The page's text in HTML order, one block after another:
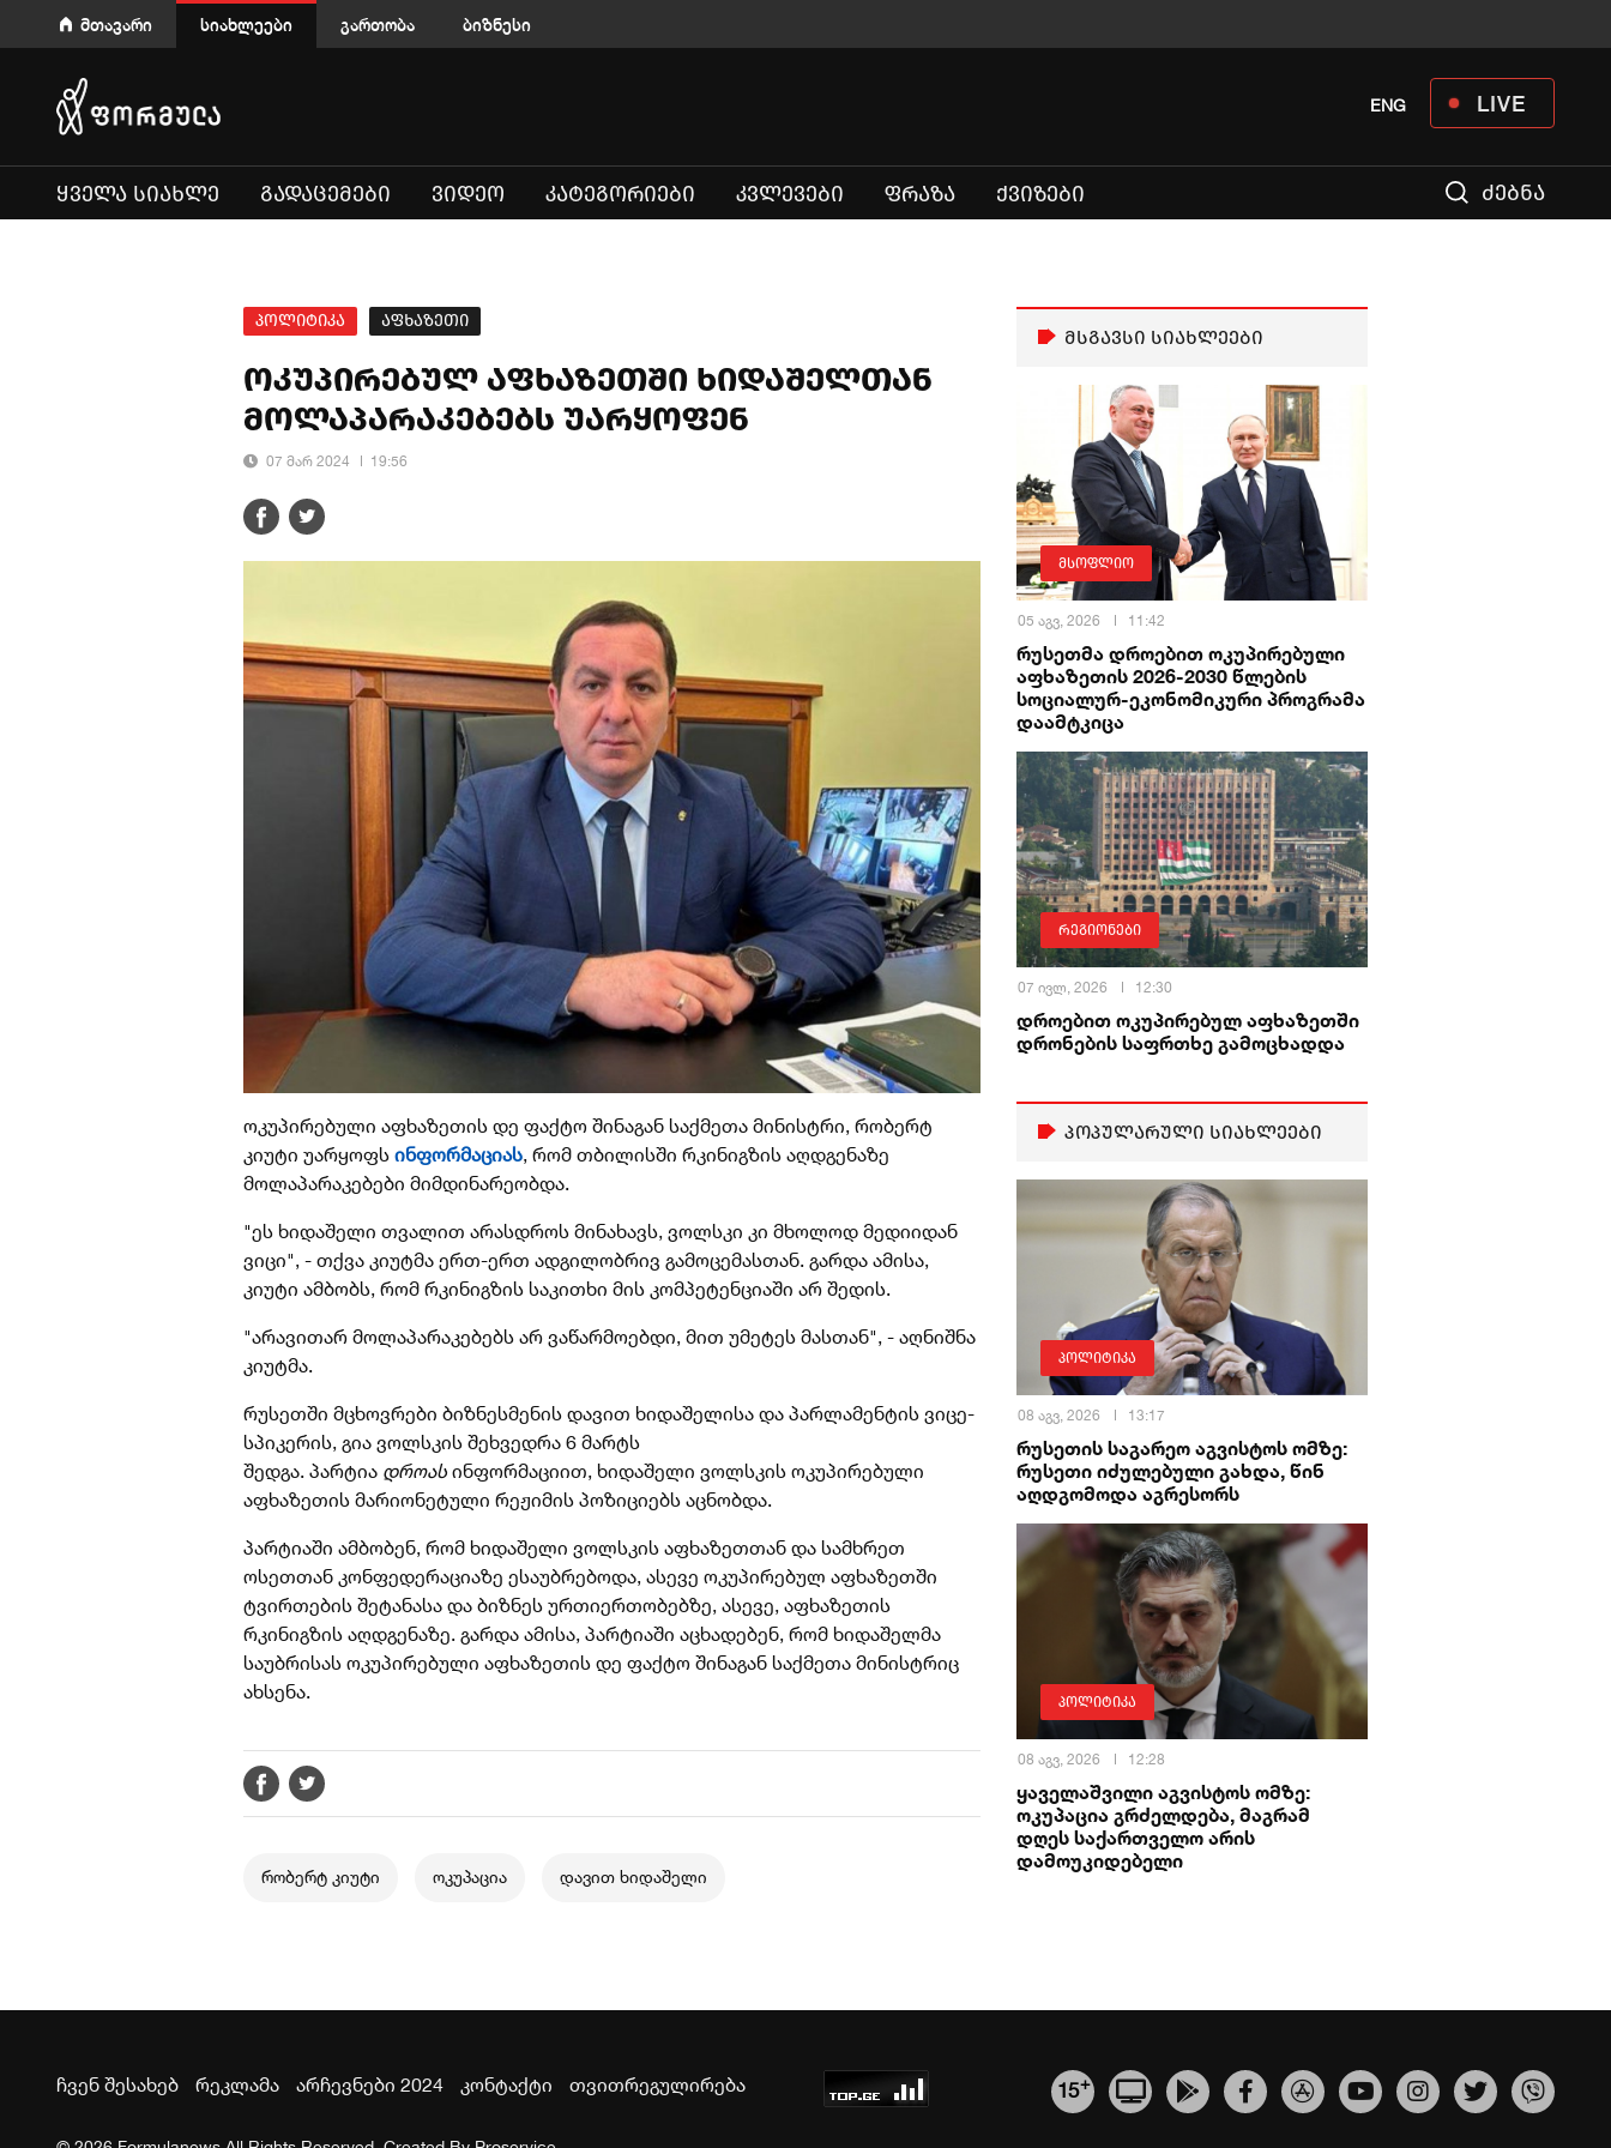
მთავარი სიახლეები გართობა ბიზნესი
LIVE
ENG
ᲧᲕᲔᲚᲐ ᲡᲘᲐᲮᲚᲔ ᲒᲐᲓᲐᲪᲔᲛᲔᲑᲘ ᲕᲘᲓᲔᲝ ᲙᲐᲢᲔᲒᲝᲠᲘᲔᲑᲘ ᲙᲕᲚᲔᲕᲔᲑᲘ ᲤᲠᲐᲖᲐ ᲥᲕᲘᲖᲔᲑᲘ ძებნა
პოლიტიკა აფხაზეთი
ოკუპირებულ აფხაზეთში ხიდაშელთან
მოლაპარაკებებს უარყოფენ
07 მარ 2024 19:56
ოკუპირებული აფხაზეთის დე ფაქტო შინაგან საქმეთა მინისტრი, რობერტ
კიუტი უარყოფსინფორმაციას, რომ თბილისში რკინიგზის აღდგენაზე
მოლაპარაკებები მიმდინარეობდა.
"ეს ხიდაშელი თვალით არასდროს მინახავს, ვოლსკი კი მხოლოდ მედიიდან
ვიცი", - თქვა კიუტმა ერთ-ერთ ადგილობრივ გამოცემასთან. გარდა ამისა,
კიუტი ამბობს, რომ რკინიგზის საკითხი მის კომპეტენციაში არ შედის.
"არავითარ მოლაპარაკებებს არ ვაწარმოებდი, მით უმეტეს მასთან", - აღნიშნა
კიუტმა.
რუსეთში მცხოვრები ბიზნესმენის დავით ხიდაშელისა და პარლამენტის ვიცე-
სპიკერის, გია ვოლსკის შეხვედრა 6 მარტს
შედგა. პარტია დროას ინფორმაციით, ხიდაშელი ვოლსკის ოკუპირებული
აფხაზეთის მარიონეტული რეჟიმის პოზიციებს აცნობდა.
პარტიაში ამბობენ, რომ ხიდაშელი ვოლსკის აფხაზეთთან და სამხრეთ
ოსეთთან კონფედერაციაზე ესაუბრებოდა, ასევე ოკუპირებულ აფხაზეთში
ტვირთების შეტანასა და ბიზნეს ურთიერთობებზე, ასევე, აფხაზეთის
რკინიგზის აღდგენაზე. გარდა ამისა, პარტიაში აცხადებენ, რომ ხიდაშელმა
საუბრისას ოკუპირებული აფხაზეთის დე ფაქტო შინაგან საქმეთა მინისტრიც
ახსენა.
რობერტ კიუტი ოკუპაცია დავით ხიდაშელი
მსგავსი სიახლეები
მსოფლიო
05 აგვ, 2026 11:42
რუსეთმა დროებით ოკუპირებული
აფხაზეთის 2026-2030 წლების
სოციალურ-ეკონომიკური პროგრამა
დაამტკიცა
რეგიონები
07 ივლ, 2026 12:30
დროებით ოკუპირებულ აფხაზეთში
დრონების საფრთხე გამოცხადდა
პოპულარული სიახლეები
პოლიტიკა
08 აგვ, 2026 13:17
რუსეთის საგარეო აგვისტოს ომზე:
რუსეთი იძულებული გახდა, წინ
აღდგომოდა აგრესორს
პოლიტიკა
08 აგვ, 2026 12:28
ყაველაშვილი აგვისტოს ომზე:
ოკუპაცია გრძელდება, მაგრამ
დღეს საქართველო არის
დამოუკიდებელი
ჩვენ შესახებ რეკლამა არჩევნები 2024 კონტაქტი თვითრეგულირება 15+